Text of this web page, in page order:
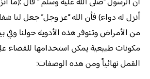
أنزل له دواء) فأن الله “عز وجل” جعل لنا
من الأمراض وتتوفر هذه الأدوية حولنا وفي
مكونات طبيعية يمكن استخدامها للقضاء
القمل نهائياً ومن هذه الوصفات: